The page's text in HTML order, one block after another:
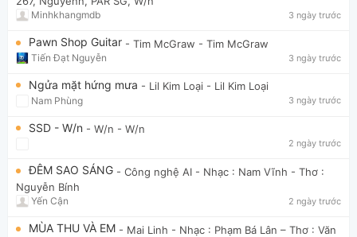
Minhkhangmdb 3 ngày trước
Pawn Shop Guitar - Tim McGraw - Tim McGraw
Tiến Đạt Nguyễn 3 ngày trước
Ngửa mặt hứng mưa - Lil Kim Loại - Lil Kim Loại
Nam Phùng 3 ngày trước
SSD - W/n - W/n - W/n
2 ngày trước
ĐÊM SAO SÁNG - Công nghệ AI - Nhạc : Nam Vĩnh - Thơ :
Nguyễn Bính
Yến Cận 2 ngày trước
MÙA THU VÀ EM - Mai Linh - Nhạc : Phạm Bá Lân – Thơ : Văn